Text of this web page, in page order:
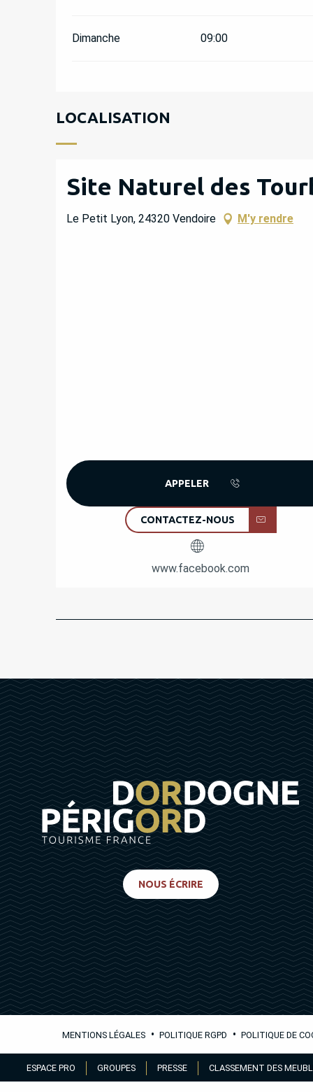
ESPACE PRO GROUPES PRESSE CLASSEMENT DES
Dimanche 09:00
LOCALISATION
Site Naturel des
Le Petit Lyon, 24320 Vendoire M'y rendre
APPELER
CONTACTEZ-NOUS
www.facebook.com
NOUS ÉCRIRE
MENTIONS LÉGALES • POLITIQUE RGPD • POLITIQUE DE